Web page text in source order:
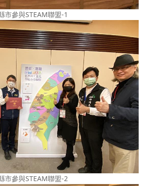
市參與STEAM聯盟-1
市參與STEAM聯盟-2